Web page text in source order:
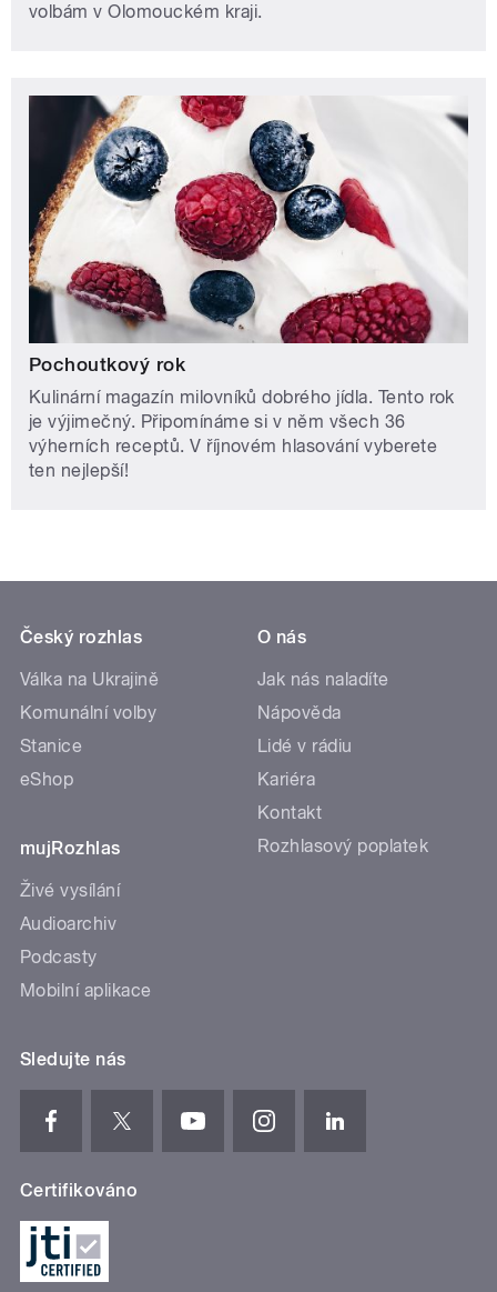
volbám v Olomouckém kraji.
Pochoutkový rok
Kulinární magazín milovníků dobrého jídla. Tento rok
je výjimečný. Připomínáme si v něm všech 36
výherních receptů. V říjnovém hlasování vyberete
ten nejlepší!
Český rozhlas
Válka na Ukrajině
Komunální volby
Stanice
eShop
mujRozhlas
Živé vysílání
Audioarchiv
Podcasty
Mobilní aplikace
O nás
Jak nás naladíte
Nápověda
Lidé v rádiu
Kariéra
Kontakt
Rozhlasový poplatek
Sledujte nás
Certifikováno